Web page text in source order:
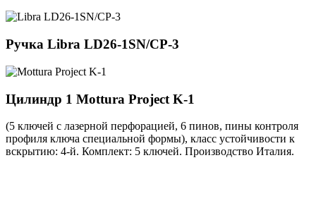
Ручка Libra LD26-1SN/CP-3
Цилиндр 1 Mottura Project K-1
(5 ключей с лазерной перфорацией, 6 пинов, пины контроля
профиля ключа специальной формы), класс устойчивости к
вскрытию: 4-й. Комплект: 5 ключей. Производство Италия.